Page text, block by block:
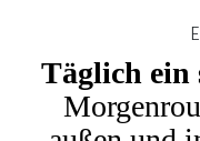
Täglich ein